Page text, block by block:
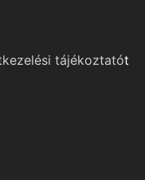
tájékoztatót